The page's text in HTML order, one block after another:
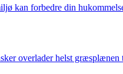
kan forbedre din
overlader helst græsplænen